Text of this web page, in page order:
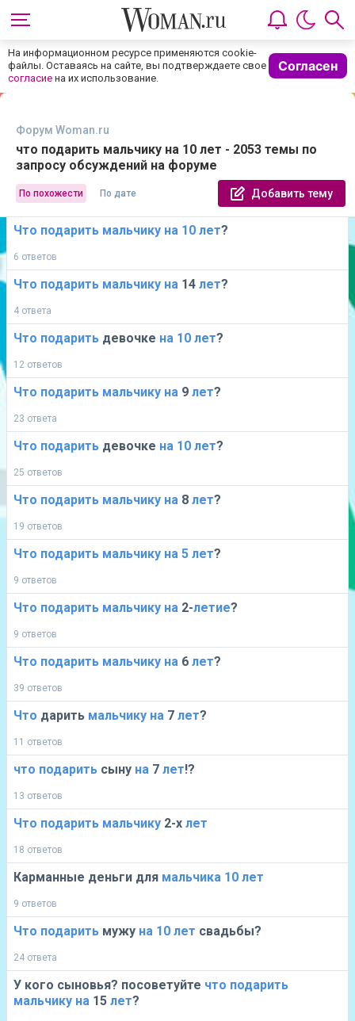
На информационном ресурсе применяются cookie-
файлы. Оставаясь на сайте, вы подтверждаете свое
согласие на их использование.
Согласен
Форум Woman.ru
что подарить мальчику на 10 лет - 2053 темы по
запросу обсуждений на форуме
По похожести По дате Добавить тему
Что подарить мальчику на 10 лет?
6 ответов
Что подарить мальчику на 14 лет?
4 ответа
Что подарить девочке на 10 лет?
12 ответов
Что подарить мальчику на 9 лет?
23 ответа
Что подарить девочке на 10 лет?
25 ответов
Что подарить мальчику на 8 лет?
19 ответов
Что подарить мальчику на 5 лет?
9 ответов
Что подарить мальчику на 2-летие?
9 ответов
Что подарить мальчику на 6 лет?
39 ответов
Что дарить мальчику на 7 лет?
11 ответов
что подарить сыну на 7 лет!?
13 ответов
Что подарить мальчику 2-х лет
18 ответов
Карманные деньги для мальчика 10 лет
9 ответов
Что подарить мужу на 10 лет свадьбы?
24 ответа
У кого сыновья? посоветуйте что подарить
мальчику на 15 лет?